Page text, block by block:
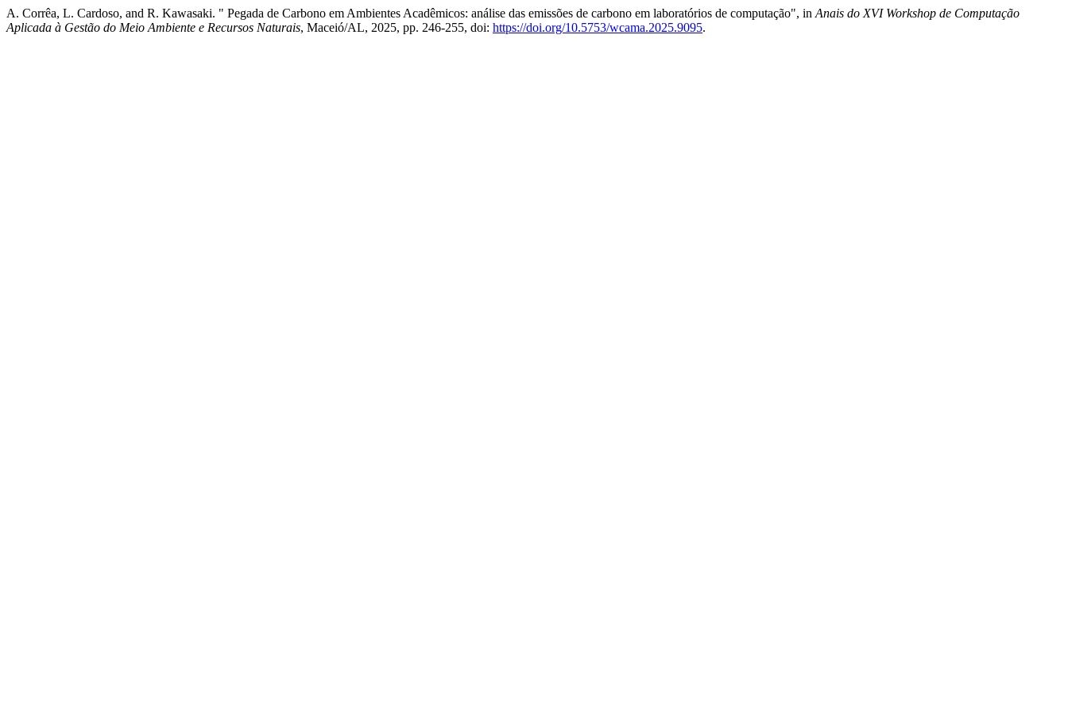
A. Corrêa, L. Cardoso, and R. Kawasaki. " Pegada de Carbono em Ambientes Acadêmicos: análise das emissões de carbono em laboratórios de computação", in Anais do XVI Workshop de Computação
Aplicada à Gestão do Meio Ambiente e Recursos Naturais, Maceió/AL, 2025, pp. 246-255, doi: https://doi.org/10.5753/wcama.2025.9095.